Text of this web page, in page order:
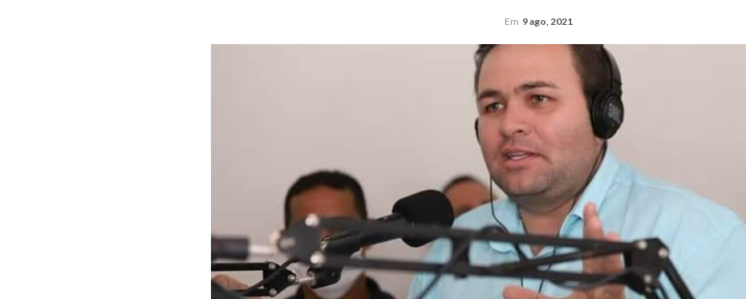
Em 9 ago, 2021